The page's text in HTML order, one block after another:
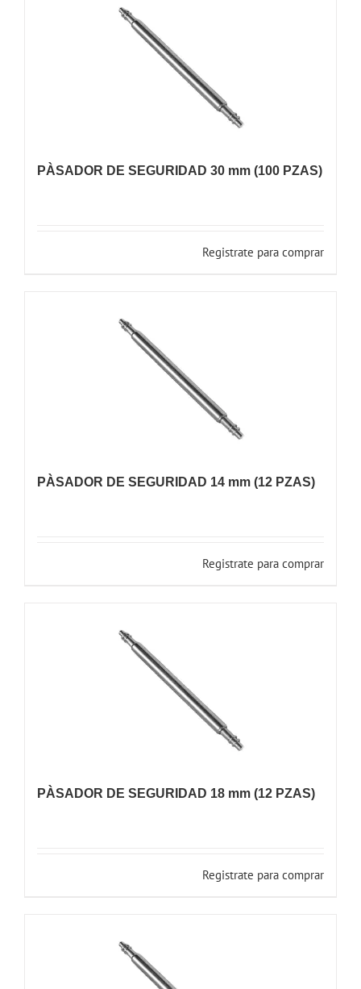
PÀSADOR DE SEGURIDAD 30 mm (100 PZAS)
Registrate para comprar
PÀSADOR DE SEGURIDAD 14 mm (12 PZAS)
Registrate para comprar
PÀSADOR DE SEGURIDAD 18 mm (12 PZAS)
Registrate para comprar